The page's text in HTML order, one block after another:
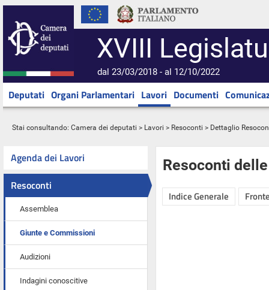
XVIII
dal 23/03/2018 - al 12/10/2022
Deputati Organi Parlamentari Lavori Documenti
Stai consultando: Camera dei deputati > Lavori > Resoconti > Dettaglio
Agenda dei Lavori
Resoconti
Assemblea
Giunte e Commissioni
Audizioni
Indagini conoscitive
Resoconti
Indice Generale